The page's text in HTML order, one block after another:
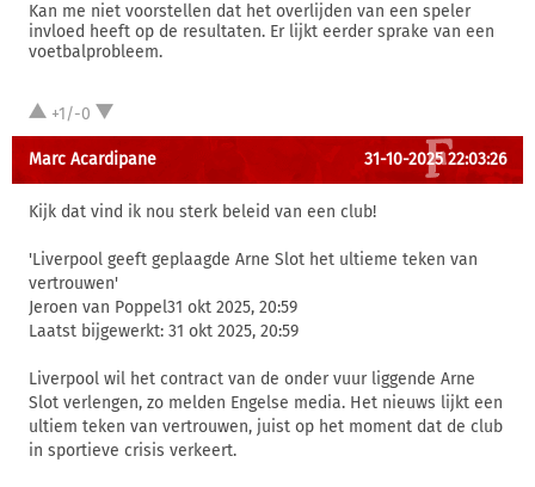
Kan me niet voorstellen dat het overlijden van een speler
invloed heeft op de resultaten. Er lijkt eerder sprake van een
voetbalprobleem.
+1/-0
Marc Acardipane 31-10-2025 22:03:26
Kijk dat vind ik nou sterk beleid van een club!
'Liverpool geeft geplaagde Arne Slot het ultieme teken van
vertrouwen'
Jeroen van Poppel31 okt 2025, 20:59
Laatst bijgewerkt: 31 okt 2025, 20:59
Liverpool wil het contract van de onder vuur liggende Arne
Slot verlengen, zo melden Engelse media. Het nieuws lijkt een
ultiem teken van vertrouwen, juist op het moment dat de club
in sportieve crisis verkeert.